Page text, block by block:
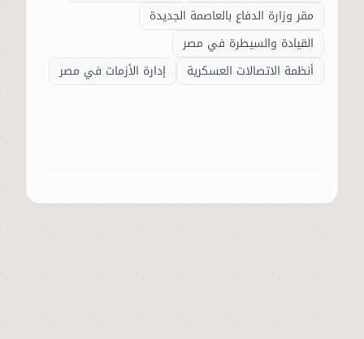
مقر وزارة الدفاع بالعاصمة الجديدة
القيادة والسيطرة في مصر
أنظمة الاتصالات العسكرية
إدارة الأزمات في مصر